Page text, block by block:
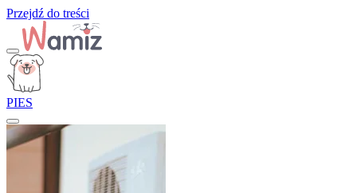
Przejdź do treści
PIES